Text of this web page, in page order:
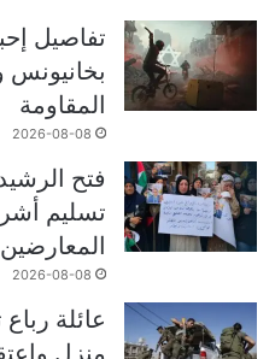
تفاصيل
بخانيونس
المقاومة
2026-08-08
فتح
تسليم
المعارضين
2026-08-08
عائلة